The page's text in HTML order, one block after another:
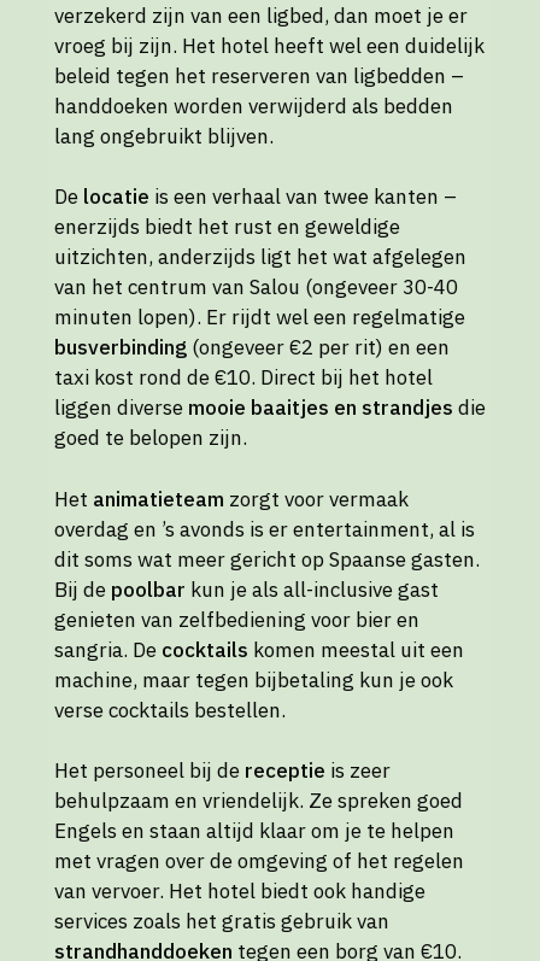
verzekerd zijn van een ligbed, dan moet je er
vroeg bij zijn. Het hotel heeft wel een duidelijk
beleid tegen het reserveren van ligbedden –
handdoeken worden verwijderd als bedden
lang ongebruikt blijven.
De locatie is een verhaal van twee kanten –
enerzijds biedt het rust en geweldige
uitzichten, anderzijds ligt het wat afgelegen
van het centrum van Salou (ongeveer 30-40
minuten lopen). Er rijdt wel een regelmatige
busverbinding (ongeveer €2 per rit) en een
taxi kost rond de €10. Direct bij het hotel
liggen diverse mooie baaitjes en strandjes die
goed te belopen zijn.
Het animatieteam zorgt voor vermaak
overdag en ’s avonds is er entertainment, al is
dit soms wat meer gericht op Spaanse gasten.
Bij de poolbar kun je als all-inclusive gast
genieten van zelfbediening voor bier en
sangria. De cocktails komen meestal uit een
machine, maar tegen bijbetaling kun je ook
verse cocktails bestellen.
Het personeel bij de receptie is zeer
behulpzaam en vriendelijk. Ze spreken goed
Engels en staan altijd klaar om je te helpen
met vragen over de omgeving of het regelen
van vervoer. Het hotel biedt ook handige
services zoals het gratis gebruik van
strandhanddoeken tegen een borg van €10.